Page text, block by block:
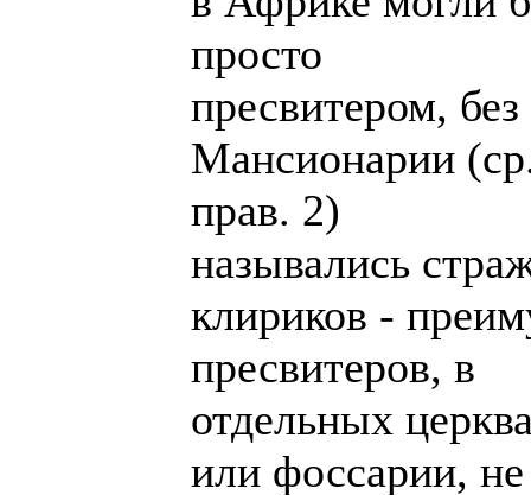
просто
пресвитером,
Мансионарии
прав. 2)
назывались
клириков -
пресвитеров, в
отдельных
или фоссарии,